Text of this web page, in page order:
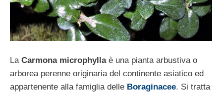
La Carmona microphyllaè una pianta arbustiva o
arborea perenne originaria del continente asiatico ed
appartenente alla famiglia delle Boraginacee. Si tratta